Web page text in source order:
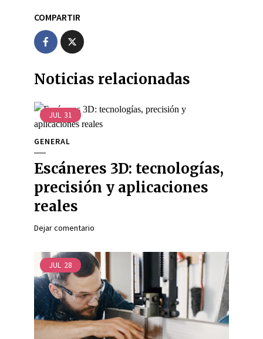
COMPARTIR
Noticias relacionadas
JUL 31
GENERAL
Escáneres 3D: tecnologías,
precisión y aplicaciones
reales
Dejar comentario
JUL 28